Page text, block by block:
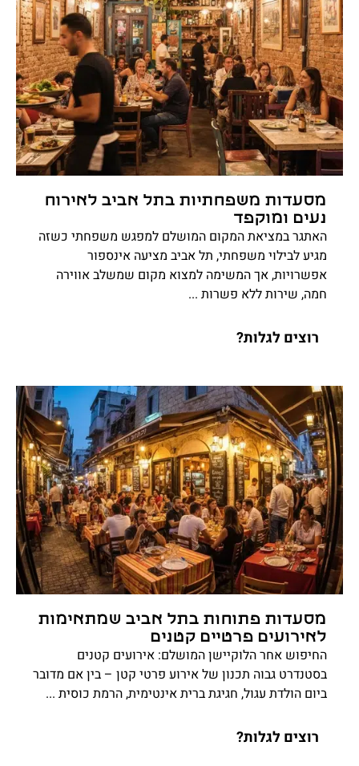
מסעדות משפחתיות בתל אביב לאירוח
נעים ומוקפד
האתגר במציאת המקום המושלם למפגש משפחתי כשזה
מגיע לבילוי משפחתי, תל אביב מציעה אינספור
אפשרויות, אך המשימה למצוא מקום שמשלב אווירה
חמה, שירות ללא פשרות ...
רוצים לגלות?
מסעדות פתוחות בתל אביב שמתאימות
לאירועים פרטיים קטנים
החיפוש אחר הלוקיישן המושלם: אירועים קטנים
בסטנדרט גבוה תכנון של אירוע פרטי קטן – בין אם מדובר
ביום הולדת עגול, חגיגת ברית אינטימית, הרמת כוסית ...
רוצים לגלות?